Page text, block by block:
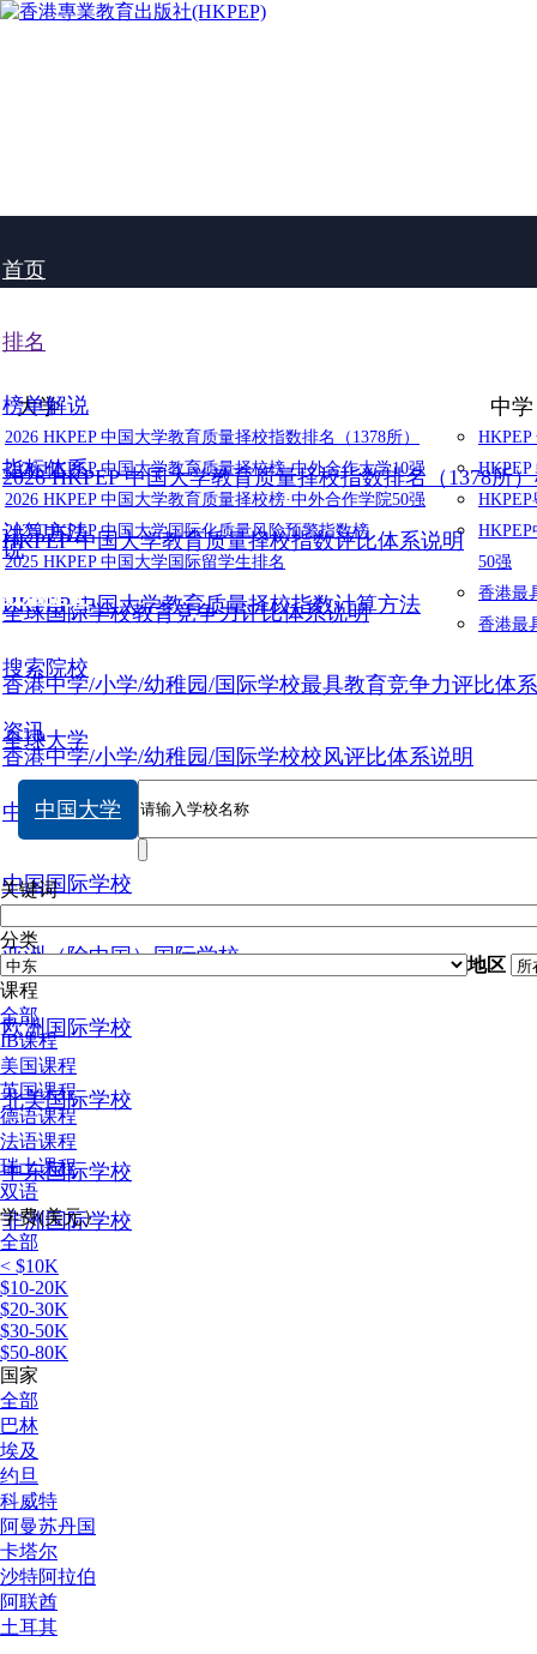
首页
排名
大学
2026 HKPEP 中国大学教育质量择校指数排名（1378所）
2026 HKPEP 中国大学教育质量择校榜·中外合作大学10强
2026 HKPEP 中国大学教育质量择校榜·中外合作学院50强
2025 HKPEP 中国大学国际化质量风险预警指数榜
2025 HKPEP 中国大学国际留学生排名
中学
50强
香港最
香港最
榜单解说
2026 HKPEP 中国大学教育质量择校指数排名（1378所
说
指标体系
HKPEP 中国大学教育质量择校指数评比体系说明
全球国际学校教育竞争力评比体系说明
香港中学/小学/幼稚园/国际学校最具教育竞争力评比体
香港中学/小学/幼稚园/国际学校校风评比体系说明
计算方法
HKPEP 中国大学教育质量择校指数计算方法
数据提交
搜索院校
全球大学
中国大学
中国国际学校
亚洲（除中国）国际学校
欧洲国际学校
北美国际学校
中东国际学校
非洲国际学校
资讯
中国大学
关键词
分类
地区
课程
全部
IB课程
美国课程
英国课程
德语课程
法语课程
瑞士课程
双语
学费(美元）
全部
< $10K
$10-20K
$20-30K
$30-50K
$50-80K
国家
全部
巴林
埃及
约旦
科威特
阿曼苏丹国
卡塔尔
沙特阿拉伯
阿联酋
土耳其